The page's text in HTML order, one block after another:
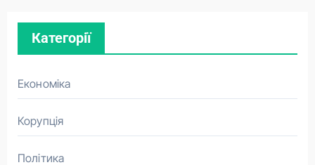
Категорії
Економіка
Корупція
Політика